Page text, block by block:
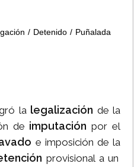
Detenido Puñalada
la legalización de la
de imputación por el
e imposición de la
provisional a un